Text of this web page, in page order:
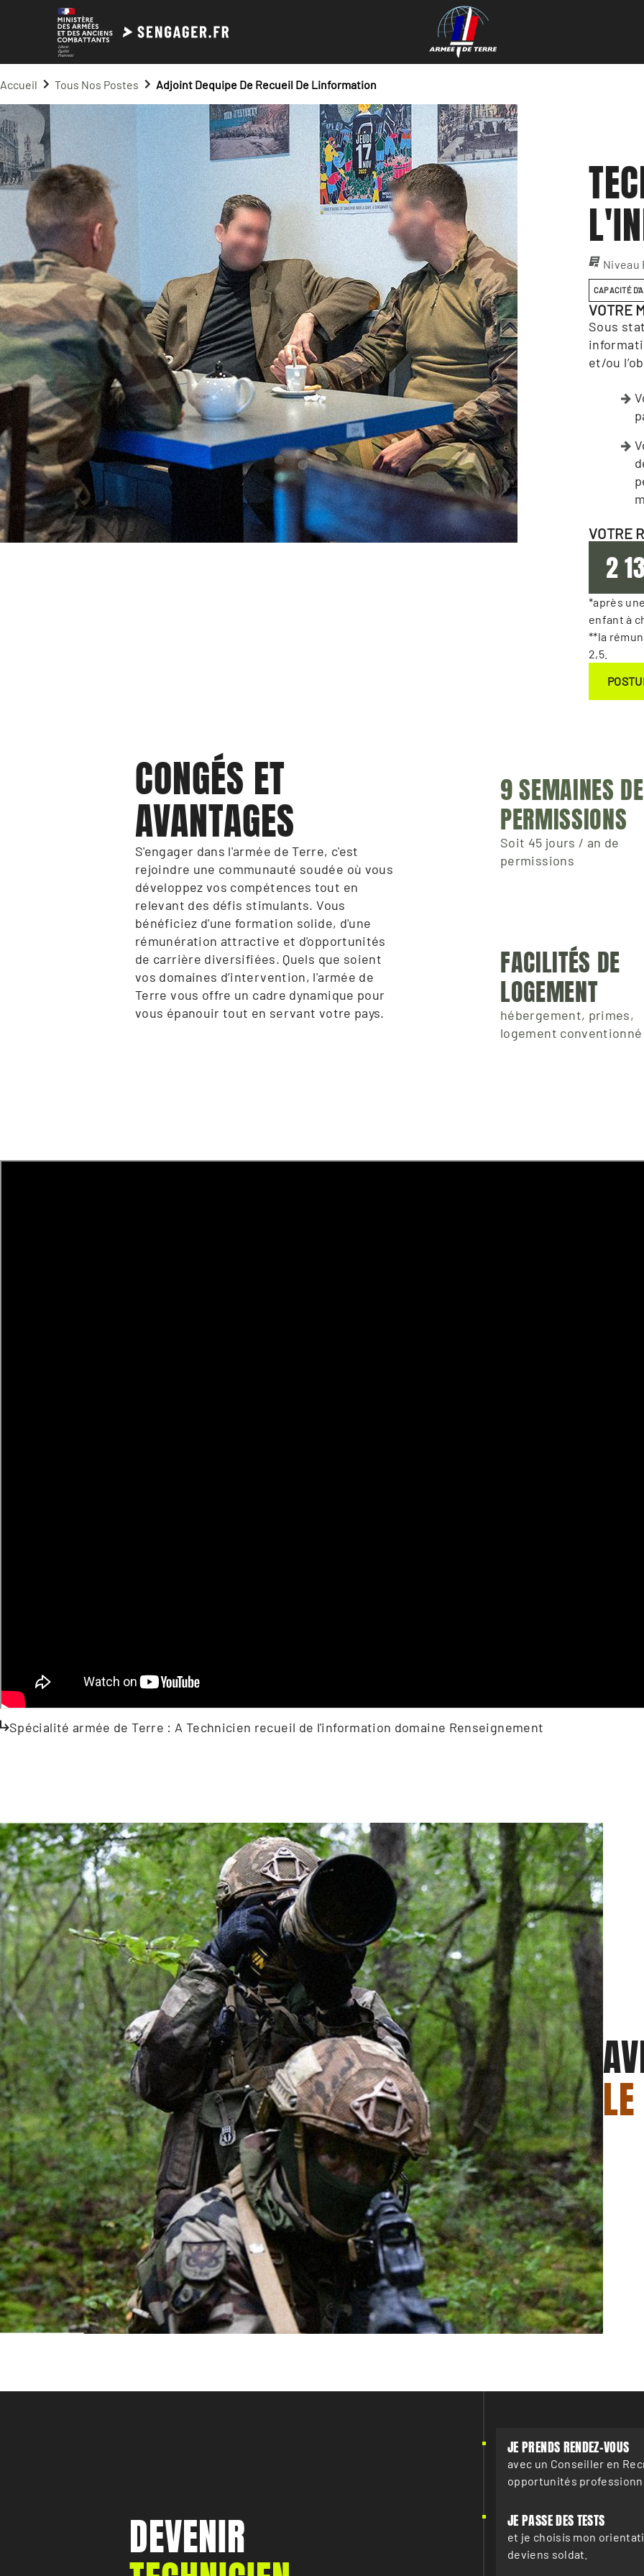
Accueil Tous Nos Postes Adjoint Dequipe De Recueil De Linformation
Niveau
CAPACITÉ
VOTRE
Sous
et/ou
VOTRE
2
*après
enfant à
**la
2,5.
CONGÉS ET
AVANTAGES
S'engager dans l'armée de Terre, c'est
rejoindre une communauté soudée où vous
développez vos compétences tout en
relevant des défis stimulants. Vous
bénéficiez d'une formation solide, d'une
rémunération attractive et d'opportunités
de carrière diversifiées. Quels que soient
vos domaines d’intervention, l'armée de
Terre vous offre un cadre dynamique pour
vous épanouir tout en servant votre pays.
9 SEMAINES DE
PERMISSIONS
Soit 45 jours / an de
permissions
FACILITÉS DE
LOGEMENT
hébergement, primes,
logement conventionné
Spécialité armée de Terre : A Technicien recueil de l'information domaine Renseignement
DEVENIR
JE PRENDS RENDEZ-VOUS
avec un Conseiller en
opportunités
JE PASSE DES TESTS
et je choisis mon
deviens soldat.